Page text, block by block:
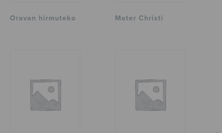
Oravan hirmuteko Mater Christi